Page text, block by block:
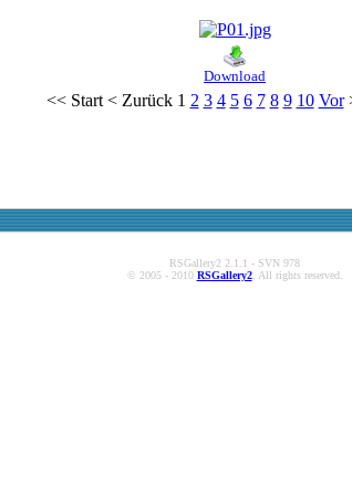
Download
<< Start< Zurück 1 2 3 4 5 6 7 8 9 10 Vor
RSGallery2 2.1.1 - SVN 978
© 2005 - 2010 RSGallery2. All rights reserved.